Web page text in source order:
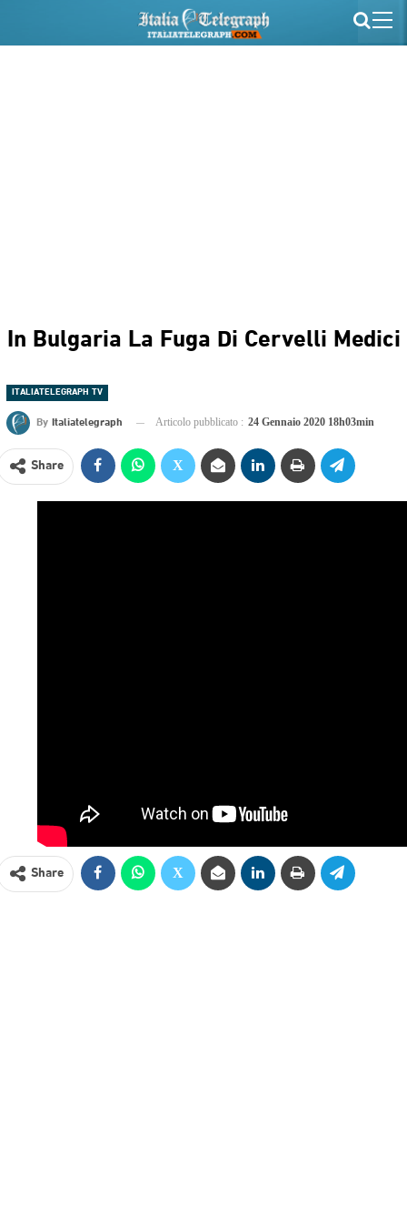
In Bulgaria La Fuga Di Cervelli Medici
ITALIATELEGRAPH TV
By Italiatelegraph Articolo pubblicato : 24 Gennaio 2020 18h03min
Share
Share